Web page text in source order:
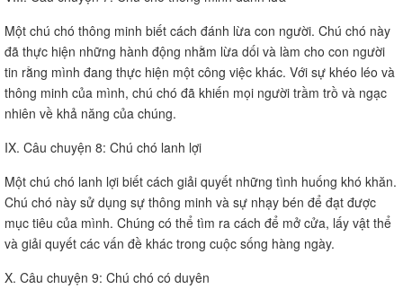
Một chú chó thông minh biết cách đánh lừa con người. Chú chó này
đã thực hiện những hành động nhằm lừa dối và làm cho con người
tin rằng mình đang thực hiện một công việc khác. Với sự khéo léo và
thông minh của mình, chú chó đã khiến mọi người trầm trồ và ngạc
nhiên về khả năng của chúng.
IX. Câu chuyện 8: Chú chó lanh lợi
Một chú chó lanh lợi biết cách giải quyết những tình huống khó khăn.
Chú chó này sử dụng sự thông minh và sự nhạy bén để đạt được
mục tiêu của mình. Chúng có thể tìm ra cách để mở cửa, lấy vật thể
và giải quyết các vấn đề khác trong cuộc sống hàng ngày.
X. Câu chuyện 9: Chú chó có duyên